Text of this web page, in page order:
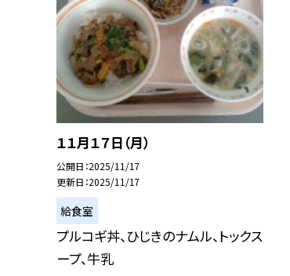
１１月１７日（月）
公開日 2025/11/17
更新日 2025/11/17
給食室
プルコギ丼、ひじきのナムル、トックス
ープ、牛乳